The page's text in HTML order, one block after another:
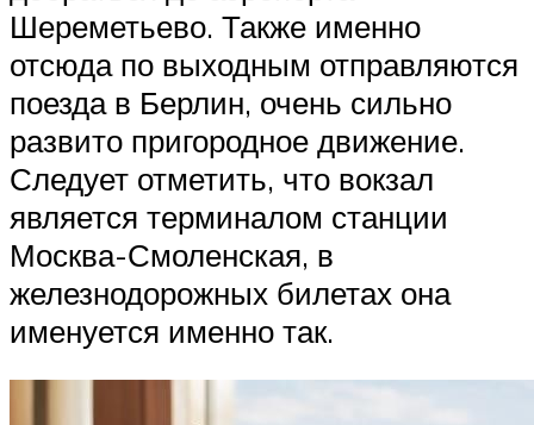
Шереметьево. Также именно
отсюда по выходным отправляются
поезда в Берлин, очень сильно
развито пригородное движение.
Следует отметить, что вокзал
является терминалом станции
Москва-Смоленская, в
железнодорожных билетах она
именуется именно так.